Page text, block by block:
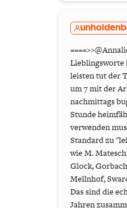
Lieblingsworte
leisten tut der
um 7 mit der
nachmittags
Stunde
verwenden
Standard zu
wie M.
Glock,
Mellnhof,
Das sind die
Jahren